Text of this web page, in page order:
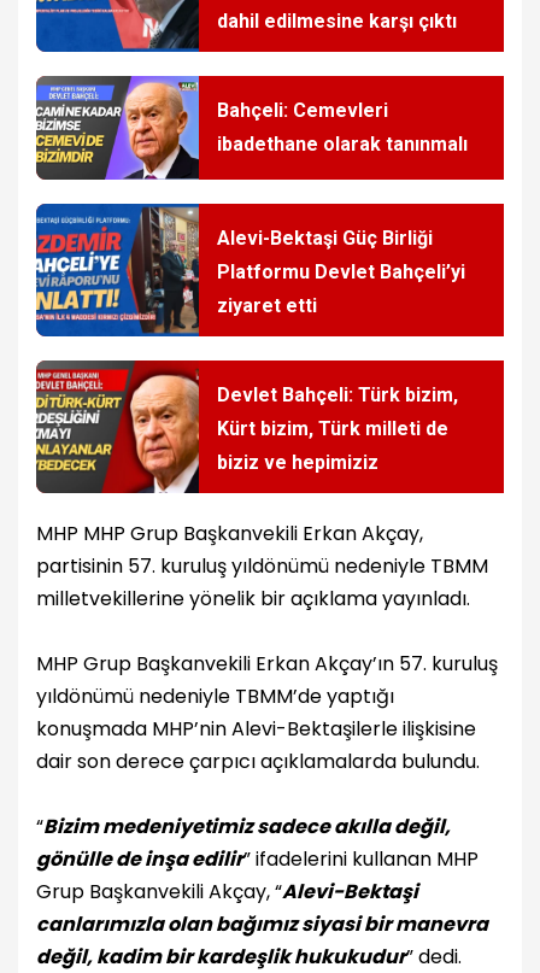
dahil edilmesine karşı çıktı
Bahçeli: Cemevleri
ibadethane olarak tanınmalı
Alevi-Bektaşi Güç Birliği
Platformu Devlet Bahçeli’yi
ziyaret etti
Devlet Bahçeli: Türk bizim,
Kürt bizim, Türk milleti de
biziz ve hepimiziz
MHP MHP Grup Başkanvekili Erkan Akçay,
partisinin 57. kuruluş yıldönümü nedeniyle TBMM
milletvekillerine yönelik bir açıklama yayınladı.
MHP Grup Başkanvekili Erkan Akçay’ın 57. kuruluş
yıldönümü nedeniyle TBMM’de yaptığı
konuşmada MHP’nin Alevi-Bektaşilerle ilişkisine
dair son derece çarpıcı açıklamalarda bulundu.
“Bizim medeniyetimiz sadece akılla değil,
gönülle de inşa edilir” ifadelerini kullanan MHP
Grup Başkanvekili Akçay, “Alevi-Bektaşi
canlarımızla olan bağımız siyasi bir manevra
değil, kadim bir kardeşlik hukukudur” dedi.